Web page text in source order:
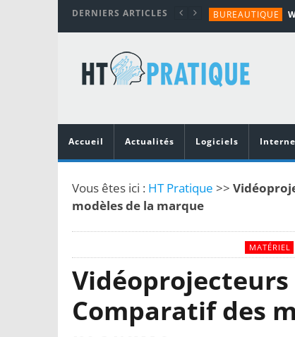
DERNIERS ARTICLES BUREAUTIQUE
TUTORIALS
MATÉRIEL
Accueil
Actualités Logiciels
Vous êtes ici : HT Pratique >>
modèles de la marque
MATÉRIEL
Comparatif des